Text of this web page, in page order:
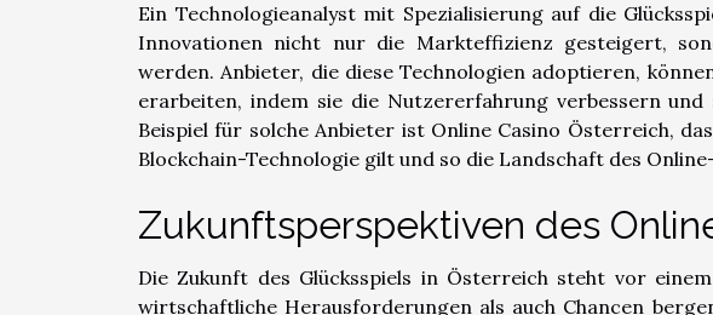
Ein Technologieanalyst mit Spezialisierung auf die
Innovationen nicht nur die Markteffizienz gesteigert,
werden. Anbieter, die diese Technologien adoptieren,
erarbeiten, indem sie die Nutzererfahrung verbessern und
Beispiel für solche Anbieter ist Online Casino Österreich,
Blockchain-Technologie gilt und so die Landschaft des
Zukunftsperspektiven des
Die Zukunft des Glücksspiels in Österreich steht vor
wirtschaftliche Herausforderungen als auch Chancen